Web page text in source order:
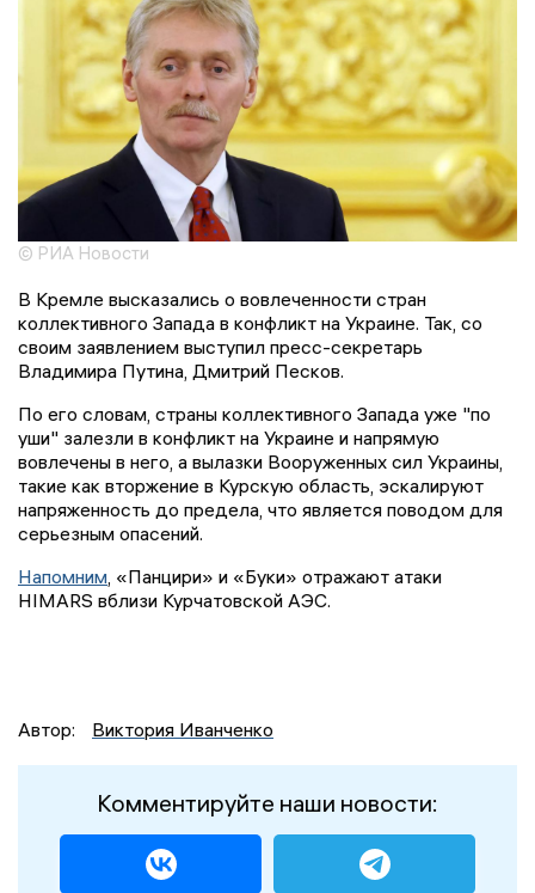
© РИА Новости
В Кремле высказались о вовлеченности стран
коллективного Запада в конфликт на Украине. Так, со
своим заявлением выступил пресс-секретарь
Владимира Путина, Дмитрий Песков.
По его словам, страны коллективного Запада уже "по
уши" залезли в конфликт на Украине и напрямую
вовлечены в него, а вылазки Вооруженных сил Украины,
такие как вторжение в Курскую область, эскалируют
напряженность до предела, что является поводом для
серьезным опасений.
Напомним , «Панцири» и «Буки» отражают атаки
HIMARS вблизи Курчатовской АЭС.
Автор: Виктория Иванченко
Комментируйте наши новости: